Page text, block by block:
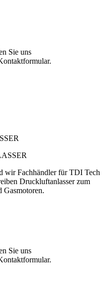
Sie uns
wir Fachhändler für TDI Tech
Druckluftanlasser zum
Gasmotoren.
Sie uns